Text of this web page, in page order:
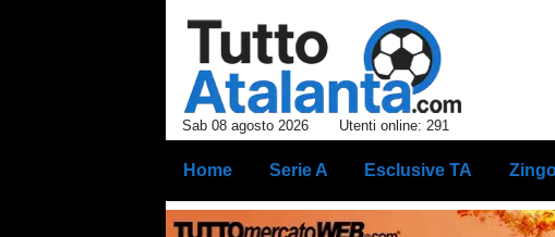
Sab 08 agosto 2026 Utenti online: 291
Home Serie A Esclusive TA